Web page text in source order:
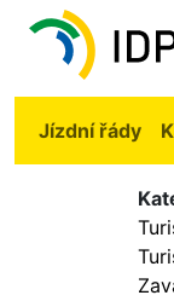
Jízdní řády